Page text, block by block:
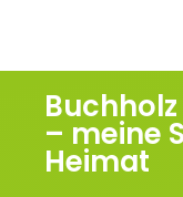
– meine
Heimat